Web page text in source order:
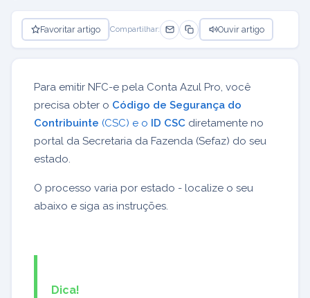
Favoritar artigo Compartilhar: Ouvir artigo
Para emitir NFC-e pela Conta Azul Pro, você
precisa obter o Código de Segurança do
Contribuinte (CSC) e o ID CSC diretamente no
portal da Secretaria da Fazenda (Sefaz) do seu
estado.
O processo varia por estado - localize o seu
abaixo e siga as instruções.
Dica!